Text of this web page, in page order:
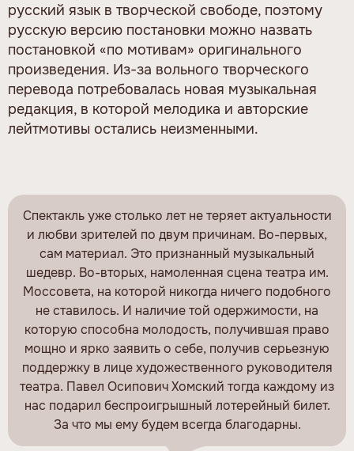
русский язык в творческой свободе, поэтому
русскую версию постановки можно назвать
постановкой «по мотивам» оригинального
произведения. Из-за вольного творческого
перевода потребовалась новая музыкальная
редакция, в которой мелодика и авторские
лейтмотивы остались неизменными.
Спектакль уже столько лет не теряет актуальности
и любви зрителей по двум причинам. Во-первых,
сам материал. Это признанный музыкальный
шедевр. Во-вторых, намоленная сцена театра им.
Моссовета, на которой никогда ничего подобного
не ставилось. И наличие той одержимости, на
которую способна молодость, получившая право
мощно и ярко заявить о себе, получив серьезную
поддержку в лице художественного руководителя
театра. Павел Осипович Хомский тогда каждому из
нас подарил беспроигрышный лотерейный билет.
За что мы ему будем всегда благодарны.